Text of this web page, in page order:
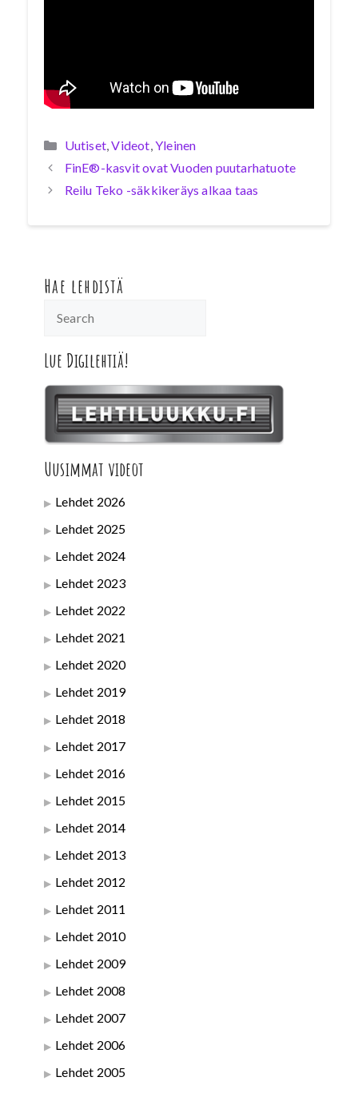
Kategoriat
Uutiset ,Videot ,Yleinen
FinE®-kasvit ovat Vuoden puutarhatuote
Reilu Teko -säkkikeräys alkaa taas
Hae lehdistä
Lue Digilehtiä!
Uusimmat videot
Lehdet 2026
Lehdet 2025
Lehdet 2024
Lehdet 2023
Lehdet 2022
Lehdet 2021
Lehdet 2020
Lehdet 2019
Lehdet 2018
Lehdet 2017
Lehdet 2016
Lehdet 2015
Lehdet 2014
Lehdet 2013
Lehdet 2012
Lehdet 2011
Lehdet 2010
Lehdet 2009
Lehdet 2008
Lehdet 2007
Lehdet 2006
Lehdet 2005